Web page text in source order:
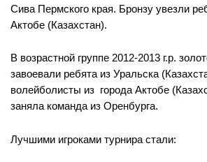
Сива Пермского края. Бронзу увезли
Актобе (Казахстан).
В возрастной группе 2012-2013 г.р.
завоевали ребята из Уральска
волейболисты из города Актобе
заняла команда из Оренбурга.
Лучшими игроками турнира стали: